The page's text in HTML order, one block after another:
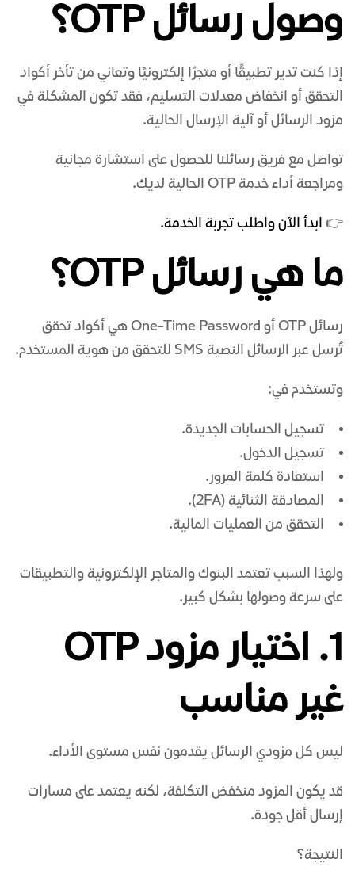
وصول رسائل OTP؟
إذا كنت تدير تطبيقًا أو متجرًا إلكترونيًا وتعاني من تأخر أكواد
التحقق أو انخفاض معدلات التسليم، فقد تكون المشكلة في
مزود الرسائل أو آلية الإرسال الحالية.
تواصل مع فريق رسائلنا للحصول على استشارة مجانية
ومراجعة أداء خدمة OTP الحالية لديك.
👉 ابدأ الآن واطلب تجربة الخدمة.
ما هي رسائلOTP؟
رسائل OTP أو One-Time Password هي أكواد تحقق
تُرسل عبر الرسائل النصية SMS للتحقق من هوية المستخدم.
وتستخدم في:
تسجيل الحسابات الجديدة.
تسجيل الدخول.
استعادة كلمة المرور.
المصادقة الثنائية (2FA).
التحقق من العمليات المالية.
ولهذا السبب تعتمد البنوك والمتاجر الإلكترونية والتطبيقات
على سرعة وصولها بشكل كبير.
1. اختيار مزود OTP
غير مناسب
ليس كل مزودي الرسائل يقدمون نفس مستوى الأداء.
قد يكون المزود منخفض التكلفة، لكنه يعتمد على مسارات
إرسال أقل جودة.
النتيجة؟